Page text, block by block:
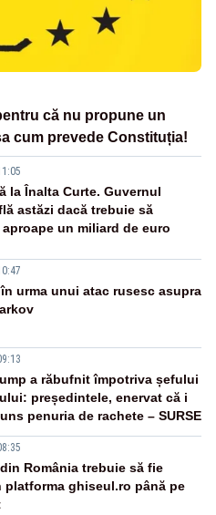
că nu propune un
cum prevede Constituția!
la Înalta Curte. Guvernul
astăzi dacă trebuie să
un miliard de euro
urma unui atac rusesc asupra
a răbufnit împotriva șefului
președintele, enervat că i
penuria de rachete – SURSE
România trebuie să fie
platforma ghiseul.ro până pe